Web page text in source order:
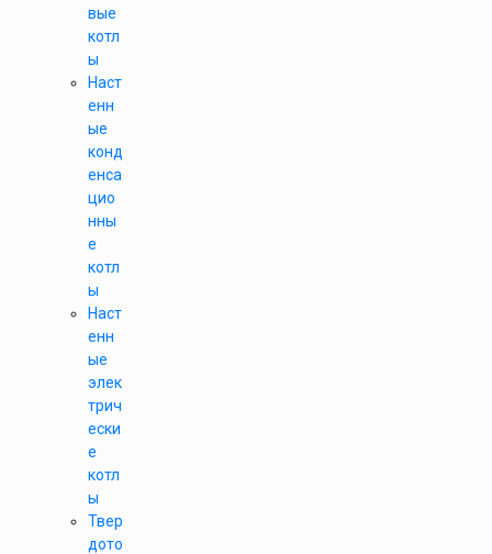
вые
котл
ы
Наст
енн
ые
конд
енса
цио
нны
е
котл
ы
Наст
енн
ые
элек
трич
ески
е
котл
ы
Твер
дото